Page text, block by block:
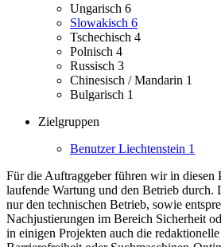
Ungarisch 6
Slowakisch 6
Tschechisch 4
Polnisch 4
Russisch 3
Chinesisch / Mandarin 1
Bulgarisch 1
Zielgruppen
Benutzer Liechtenstein 1
Für die Auftraggeber führen wir in diesen
laufende Wartung und den Betrieb durch.
nur den technischen Betrieb, sowie
Nachjustierungen im Bereich Sicherheit
in einigen Projekten auch die